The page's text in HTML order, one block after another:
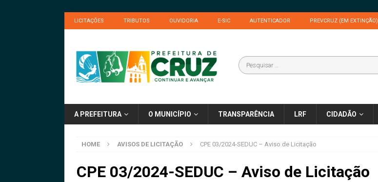
LICITAÇÕES TRIBUTOS OUVIDORIA E-SIC AUTENTICADOR PREVCRUZ (EM EXTINÇÃO)
A PREFEITURA O MUNICÍPIO TRANSPARÊNCIA LRF CIDADÃO
HOME AVISOS DE LICITAÇÃO CPE 03/2024-SEDUC – Aviso de Licitação
CPE 03/2024-SEDUC – Aviso de Licitação